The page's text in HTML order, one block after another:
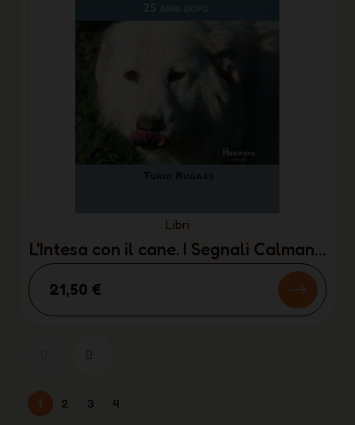
Libri
L'Intesa con il cane. I Segnali Calmanti
21,50 €
1 2 3 4